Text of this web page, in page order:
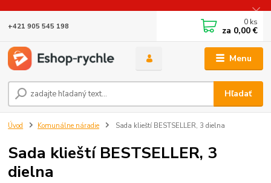
Menu
Hľadať
+421 905 545 198 0 ks
za 0,00 €
Úvod Komunálne náradie Sada klieští BESTSELLER, 3 dielna
Sada klieští BESTSELLER, 3
dielna